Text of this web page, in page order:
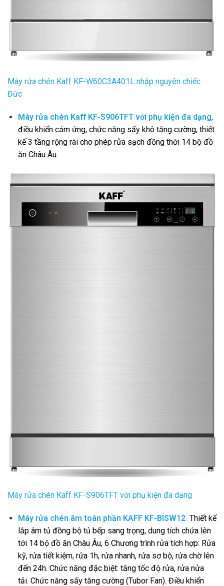
Máy rửa chén Kaff KF-W60C3A401L nhập nguyên chiếc
Đức
Máy rửa chén Kaff KF-S906TFT với phụ kiện đa dạng,
điều khiển cảm ứng, chức năng sấy khô tăng cường, thiết
kế 3 tầng rộng rãi cho phép rửa sạch đồng thời 14 bộ đồ
ăn Châu Âu.
Máy rửa chén Kaff KF-S906TFT với phụ kiện đa dạng
Máy rửa chén âm toàn phần KAFF KF-BISW12 Thiết kế
lắp âm tủ đồng bộ tủ bếp sang trọng, dung tích chứa lên
tới 14 bộ đồ ăn Châu Âu, 6 Chương trình rửa tích hợp: Rửa
kỹ, rửa tiết kiệm, rửa 1h, rửa nhanh, rửa sơ bộ, rửa chờ lên
đến 24h. Chức năng đặc biệt: tăng tốc độ rửa, rửa nửa
tải. Chức năng sấy tăng cường (Tubor Fan). Điều khiển